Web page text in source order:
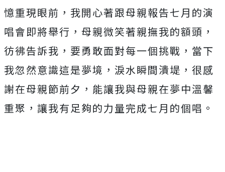
憶重現眼前， 我開心著跟母親報告七月的演
唱會即將舉行， 母親微笑著親撫我的額頭，
彷彿告訴我，要勇敢面對每一個挑戰， 當下
我忽然意識這是夢境，淚水瞬間潰堤，很感
謝在母親節前夕， 能讓我與母親在夢中溫馨
重聚，讓我有足夠的力量完成七月的個唱。